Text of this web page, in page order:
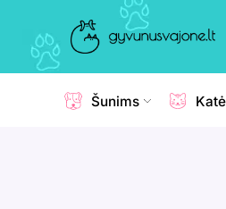
Šunims